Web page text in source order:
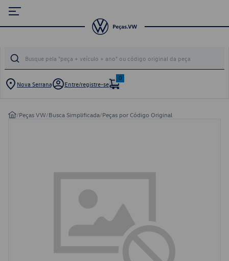
Nova Serrana Entre/registre-se
0
/Peças VW/Busca Simplificada/Peças por Código Original